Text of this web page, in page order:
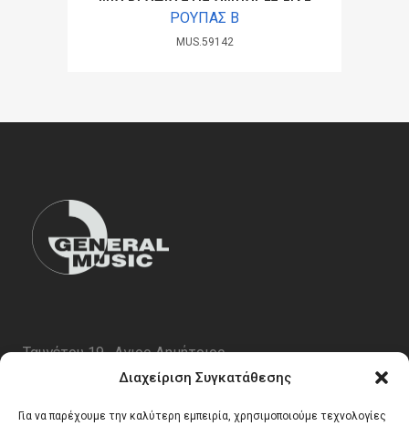
Διαχείριση Συγκατάθεσης
Για να παρέχουμε την καλύτερη εμπειρία, χρησιμοποιούμε τεχνολογίες
ΡΟΥΠΑΣ Β
MUS.59142
Ταυγέτου 19 , Αγιος Δημήτριος